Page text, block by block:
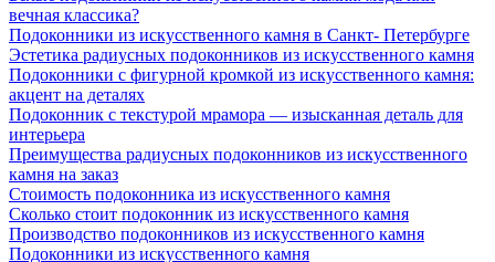
вечная классика?
Подоконники из искусственного камня в Санкт- Петербурге
Эстетика радиусных подоконников из искусственного камня
Подоконники с фигурной кромкой из искусственного камня:
акцент на деталях
Подоконник с текстурой мрамора — изысканная деталь для
интерьера
Преимущества радиусных подоконников из искусственного
камня на заказ
Стоимость подоконника из искусственного камня
Сколько стоит подоконник из искусственного камня
Производство подоконников из искусственного камня
Подоконники из искусственного камня